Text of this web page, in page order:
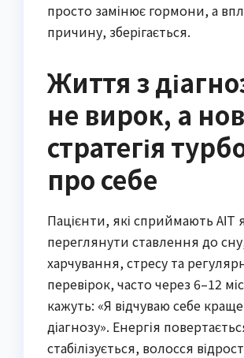
просто замінює гормони, а
причину, зберігається.
Життя з
не вирок, а
стратегія
про себе
Пацієнти, які сприймають АІТ
переглянути ставлення до
харчування, стресу та
перевірок, часто через 6–12
кажуть: «Я відчуваю себе
діагнозу». Енергія
стабілізується, волосся